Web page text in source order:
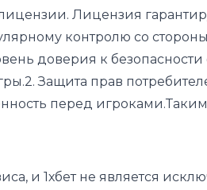
Лицензия
контролю со
доверия к
Защита прав
перед
и 1хбет не является